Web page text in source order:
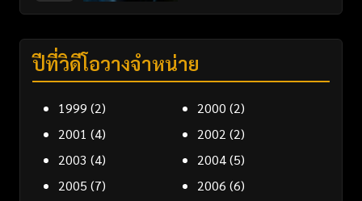
ปีที่วิดีโอวางจำหน่าย
1999 (2) 2000 (2)
2001 (4) 2002 (2)
2003 (4) 2004(5)
2005 (7) 2006 (6)